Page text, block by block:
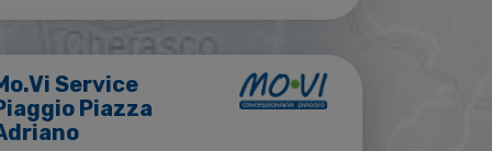
Service
Piazza